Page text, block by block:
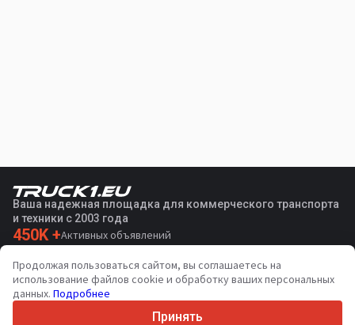
Ваша надежная площадка для коммерческого транспорта
и техники с 2003 года
450K +Активных объявлений
36Поддерживаемых языков
4.7/5
Продолжая пользоваться сайтом, вы соглашаетесь на
использование файлов cookie и обработку ваших персональных
данных. Подробнее
Принять